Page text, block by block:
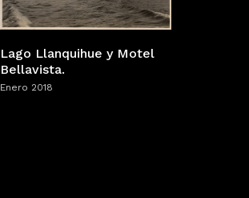
Lago Llanquihue y Motel
Bellavista.
Enero 2018